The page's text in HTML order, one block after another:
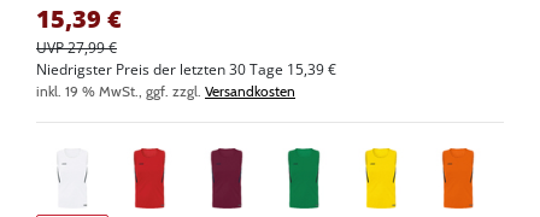
15,39 €
UVP 27,99 €
Niedrigster Preis der letzten 30 Tage 15,39 €
inkl. 19 % MwSt., ggf. zzgl. Versandkosten